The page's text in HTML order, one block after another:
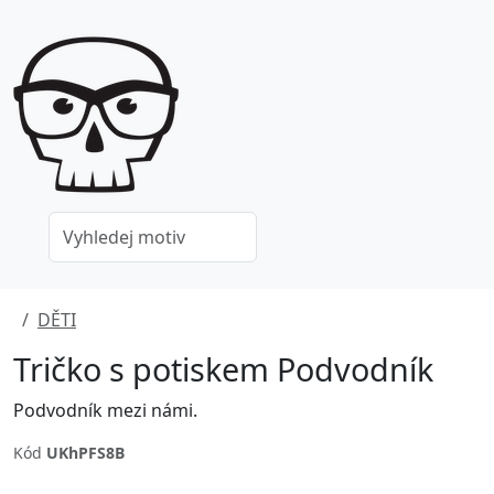
DĚTI
Tričko s potiskem Podvodník
Podvodník mezi námi.
Kód UKhPFS8B